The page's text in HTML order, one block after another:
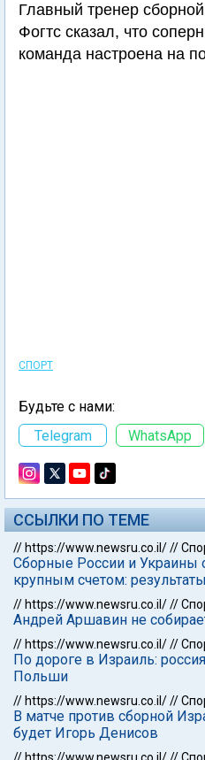
Главный тренер
Фогтс сказал, что
команда настроена на
СПОРТ
Будьте с нами:
Telegram
WhatsApp
ССЫЛКИ ПО ТЕМЕ
// https://www.newsru.co.il///
Сборные России и Украины
крупным счетом:
// https://www.newsru.co.il///
Андрей Аршавин не
// https://www.newsru.co.il///
По дороге в Израиль:
Польши
// https://www.newsru.co.il///
В матче против сборной
будет Игорь Денисов